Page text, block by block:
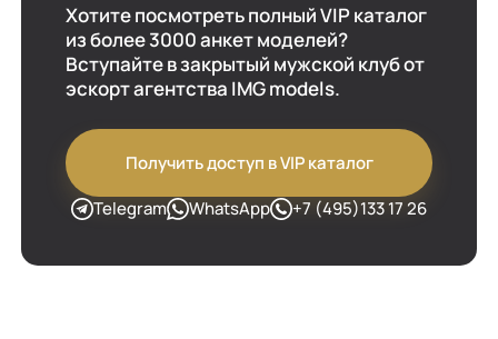
Хотите посмотреть полный VIP каталог
из более 3000 анкет моделей?
Вступайте в закрытый мужской клуб от
эскорт агентства IMG models.
Получить доступ в VIP каталог
Telegram
WhatsApp +7 (495)133 17 26